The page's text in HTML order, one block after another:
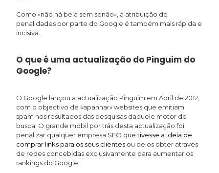
Como «não há bela sem senão», a atribuição de
penalidades por parte do Google é também mais rápida e
incisiva.
O que é uma actualização do Pinguim do
Google?
O Google lançou a actualização Pinguim em Abril de 2012,
com o objectivo de «apanhar» websites que emitiam
spam nos resultados das pesquisas daquele motor de
busca. O grande móbil por trás desta actualização foi
penalizar qualquer empresa SEO quetivesse a ideia de
comprar links para os seus clientes ou de os obter através
de redes concebidas exclusivamente para aumentar os
rankings do Google.